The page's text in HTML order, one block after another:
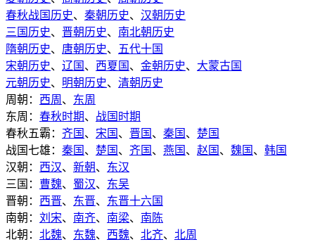
春秋战国历史、 秦朝历史、 汉朝历史
三国历史、 晋朝历史、 南北朝历史
隋朝历史、 唐朝历史、
五代十国
宋朝历史、 辽国 、 西夏国 、 金朝历史、 大蒙古国
元朝历史、 明朝历史、 清朝历史
周朝： 西周 、 东周
东周： 春秋时期、 战国时期
春秋五霸： 齐国 、 宋国 、 晋国 、 秦国 、 楚国
战国七雄： 秦国 、 楚国 、 齐国 、 燕国 、 赵国 、 魏国 、 韩国
汉朝： 西汉、 新朝、 东汉
三国： 曹魏、 蜀汉、 东吴
晋朝： 西晋、 东晋、 东晋十六国
南朝： 刘宋、 南齐、 南梁、 南陈
北朝： 北魏、 东魏、 西魏、 北齐、 北周